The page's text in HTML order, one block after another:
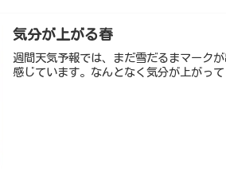
気分が上がる春
週間天気予報では、まだ雪だるまマーク
感じています。なんとなく気分が上がっ